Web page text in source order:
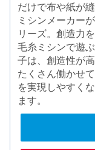
だけで布や紙が
ミシンメーカー
リーズ。創造力
毛糸ミシンで遊
子は、創造性が
たくさん働かせ
を実現しやすく
ます。